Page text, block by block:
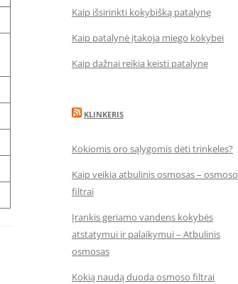
Kaip išsirinkti kokybišką patalynę
Kaip patalynė įtakoja miego kokybei
Kaip dažnai reikia keisti patalynę
KLINKERIS
Kokiomis oro sąlygomis dėti trinkeles?
Kaip veikia atbulinis osmosas – osmoso
filtrai
Įrankis geriamo vandens kokybės
atstatymui ir palaikymui – Atbulinis
osmosas
Kokią naudą duoda osmoso filtrai